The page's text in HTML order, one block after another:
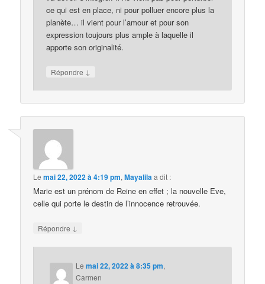
ce qui est en place, ni pour polluer encore plus la
planète… il vient pour l’amour et pour son
expression toujours plus ample à laquelle il
apporte son originalité.
Répondre ↓
Lemai 22, 2022 à 4:19 pm,Mayalilaa dit :
Marie est un prénom de Reine en effet ; la nouvelle Eve,
celle qui porte le destin de l’innocence retrouvée.
Répondre ↓
Lemai 22, 2022 à 8:35 pm,
Carmen